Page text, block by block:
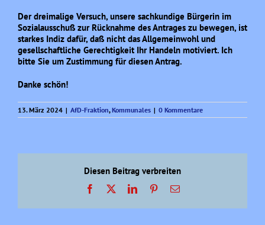
Der dreimalige Versuch, unsere sachkundige Bürgerin im
Sozialausschuß zur Rücknahme des Antrages zu bewegen, ist
starkes Indiz dafür, daß nicht das Allgemeinwohl und
gesellschaftliche Gerechtigkeit Ihr Handeln motiviert. Ich
bitte Sie um Zustimmung für diesen Antrag.
Danke schön!
13. März 2024 | AfD-Fraktion,Kommunales | 0 Kommentare
Diesen Beitrag verbreiten
Facebook LinkedInPinterest
E-